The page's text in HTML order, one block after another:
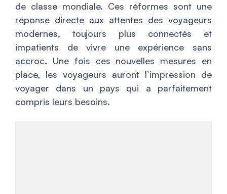
de classe mondiale. Ces réformes sont une
réponse directe aux attentes des voyageurs
modernes, toujours plus connectés et
impatients de vivre une expérience sans
accroc. Une fois ces nouvelles mesures en
place, les voyageurs auront l’impression de
voyager dans un pays qui a parfaitement
compris leurs besoins.